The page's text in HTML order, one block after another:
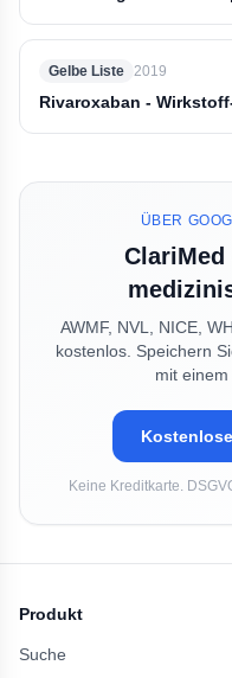
Gelbe Liste 2019
Rivaroxaban -
ÜBER
AWMF, NVL, NICE,
kostenlos. Speichern
mit einem
Keine Kreditkarte.
Produkt
Suche